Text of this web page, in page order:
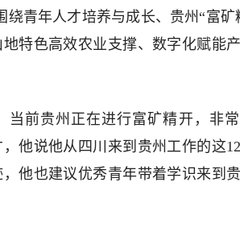
青年人才培养与成长、贵州“富矿
特色高效农业支撑、数字化赋能
当前贵州正在进行富矿精开，非
他说他从四川来到贵州工作的这
他也建议优秀青年带着学识来到